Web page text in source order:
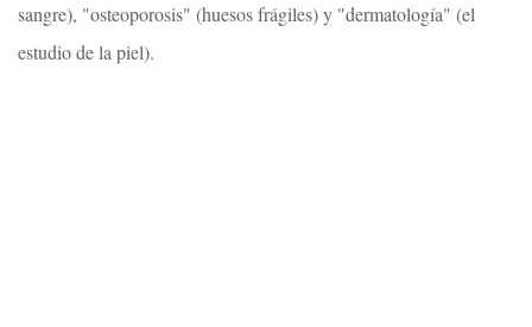
sangre), "osteoporosis" (huesos frágiles) y "dermatología" (el
estudio de la piel).